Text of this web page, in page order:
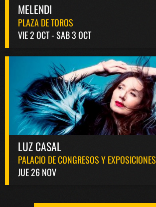
MELENDI
PLAZA DE TOROS
VIE 2 OCT - SAB 3 OCT
LUZ CASAL
PALACIO DE CONGRESOS Y EXPOSICIONES
JUE 26 NOV